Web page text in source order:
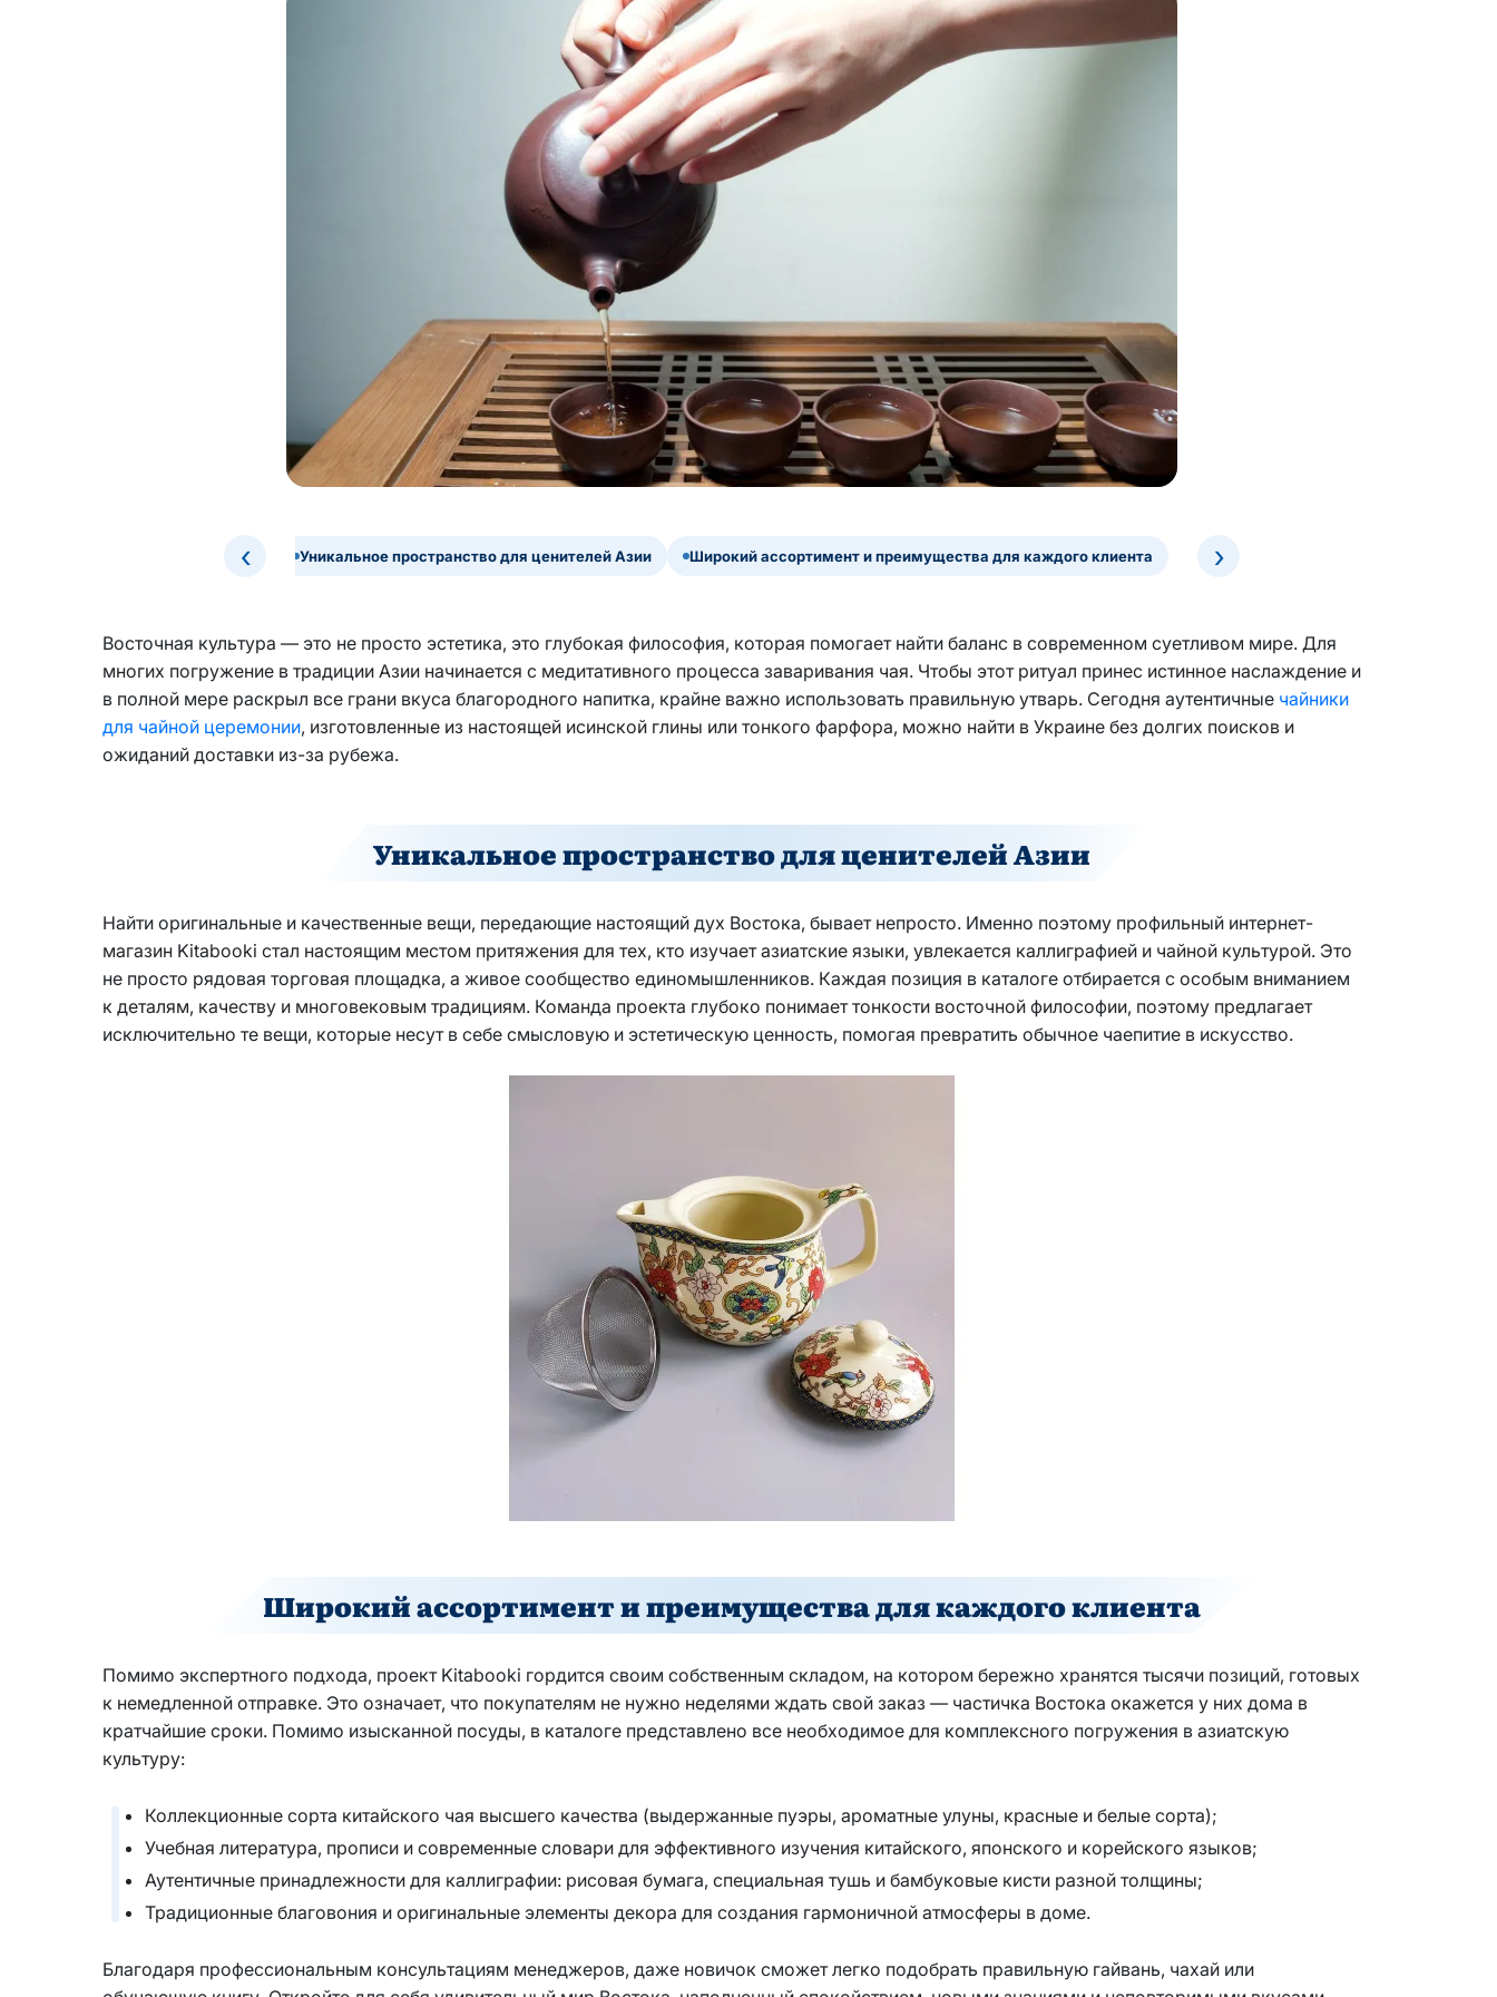
Уникальное пространство для ценителей Азии Широкий ассортимент и преимущества для каждого клиента
‹ ›
Восточная культура — это не просто эстетика, это глубокая философия, которая помогает найти баланс в современном суетливом мире. Для
многих погружение в традиции Азии начинается с медитативного процесса заваривания чая. Чтобы этот ритуал принес истинное наслаждение и
в полной мере раскрыл все грани вкуса благородного напитка, крайне важно использовать правильную утварь. Сегодня аутентичные чайники
для чайной церемонии, изготовленные из настоящей исинской глины или тонкого фарфора, можно найти в Украине без долгих поисков и
ожиданий доставки из-за рубежа.
Уникальное пространство для ценителей Азии
Найти оригинальные и качественные вещи, передающие настоящий дух Востока, бывает непросто. Именно поэтому профильный интернет-
магазин Kitabooki стал настоящим местом притяжения для тех, кто изучает азиатские языки, увлекается каллиграфией и чайной культурой. Это
не просто рядовая торговая площадка, а живое сообщество единомышленников. Каждая позиция в каталоге отбирается с особым вниманием
к деталям, качеству и многовековым традициям. Команда проекта глубоко понимает тонкости восточной философии, поэтому предлагает
исключительно те вещи, которые несут в себе смысловую и эстетическую ценность, помогая превратить обычное чаепитие в искусство.
Широкий ассортимент и преимущества для каждого клиента
Помимо экспертного подхода, проект Kitabooki гордится своим собственным складом, на котором бережно хранятся тысячи позиций, готовых
к немедленной отправке. Это означает, что покупателям не нужно неделями ждать свой заказ — частичка Востока окажется у них дома в
кратчайшие сроки. Помимо изысканной посуды, в каталоге представлено все необходимое для комплексного погружения в азиатскую
культуру:
Коллекционные сорта китайского чая высшего качества (выдержанные пуэры, ароматные улуны, красные и белые сорта);
Учебная литература, прописи и современные словари для эффективного изучения китайского, японского и корейского языков;
Аутентичные принадлежности для каллиграфии: рисовая бумага, специальная тушь и бамбуковые кисти разной толщины;
Традиционные благовония и оригинальные элементы декора для создания гармоничной атмосферы в доме.
Благодаря профессиональным консультациям менеджеров, даже новичок сможет легко подобрать правильную гайвань, чахай или